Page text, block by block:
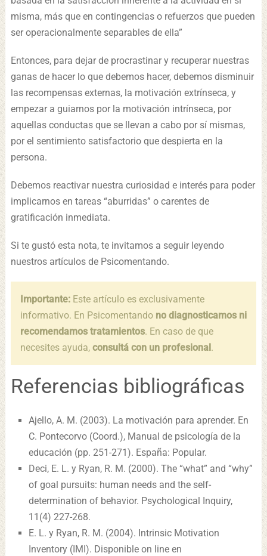
misma, más que en contingencias o refuerzos que pueden
ser operacionalmente separables de ella”
Entonces, para dejar de procrastinar y recuperar nuestras
ganas de hacer lo que debemos hacer, debemos disminuir
las recompensas externas, la motivación extrínseca, y
empezar a guiarnos por la motivación intrínseca, por
aquellas conductas que se llevan a cabo por sí mismas,
por el sentimiento satisfactorio que despierta en la
persona.
Debemos reactivar nuestra curiosidad e interés para poder
implicarnos en tareas “aburridas” o carentes de
gratificación inmediata.
Si te gustó esta nota, te invitamos a seguir leyendo
nuestros artículos de Psicomentando.
Importante:Este artículo es exclusivamente
informativo. En Psicomentando no diagnosticamos ni
recomendamos tratamientos. En caso de que
necesites ayuda, consultá con un profesional .
Referencias bibliográficas
Ajello, A. M. (2003). La motivación para aprender. En
C. Pontecorvo (Coord.), Manual de psicología de la
educación (pp. 251-271). España: Popular.
Deci, E. L. y Ryan, R. M. (2000). The “what” and “why”
of goal pursuits: human needs and the self-
determination of behavior. Psychological Inquiry,
11(4) 227-268.
E. L. y Ryan, R. M. (2004). Intrinsic Motivation
Inventory (IMI). Disponible on line en